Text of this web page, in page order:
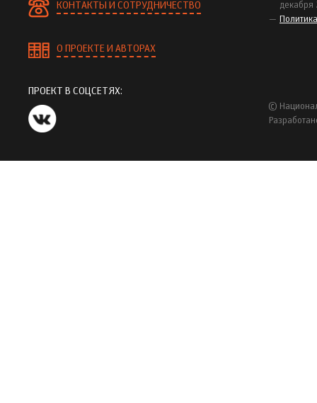
КОНТАКТЫ И СОТРУДНИЧЕСТВО
О ПРОЕКТЕ И АВТОРАХ
декабря
ПРОЕКТ В СОЦСЕТЯХ:
©